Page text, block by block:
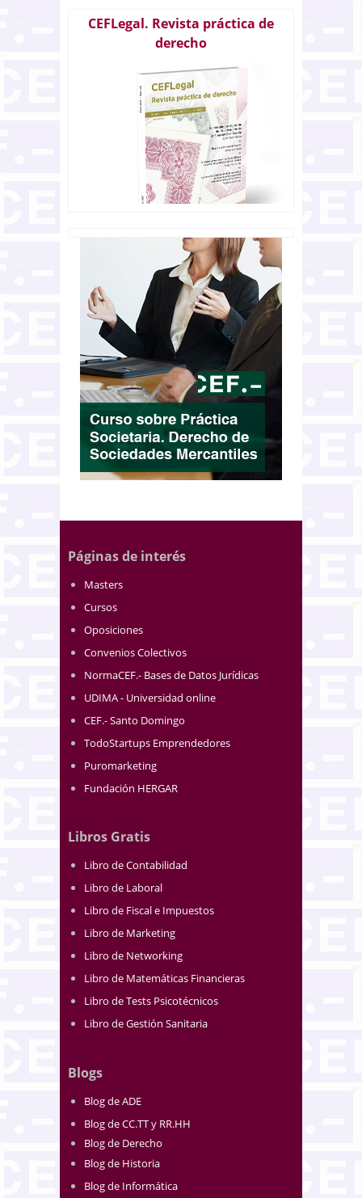
CEFLegal. Revista práctica de
derecho
Páginas de interés
Masters
Cursos
Oposiciones
Convenios Colectivos
NormaCEF.- Bases de Datos Jurídicas
UDIMA - Universidad online
CEF.- Santo Domingo
TodoStartups Emprendedores
Puromarketing
Fundación HERGAR
Libros Gratis
Libro de Contabilidad
Libro de Laboral
Libro de Fiscal e Impuestos
Libro de Marketing
Libro de Networking
Libro de Matemáticas Financieras
Libro de Tests Psicotécnicos
Libro de Gestión Sanitaria
Blogs
Blog de ADE
Blog de CC.TT y RR.HH
Blog de Derecho
Blog de Historia
Blog de Informática